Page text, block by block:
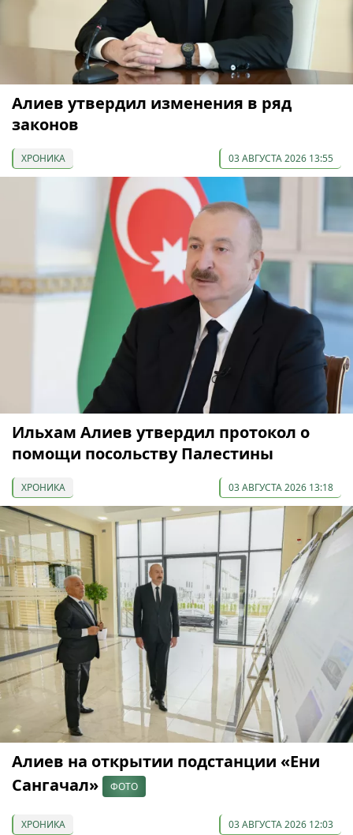
Алиев утвердил изменения в ряд
законов
ХРОНИКА 03 АВГУСТА 2026 13:55
Ильхам Алиев утвердил протокол о
помощи посольству Палестины
ХРОНИКА 03 АВГУСТА 2026 13:18
Алиев на открытии подстанции «Ени
Сангачал»
ФОТО
ХРОНИКА 03 АВГУСТА 2026 12:03